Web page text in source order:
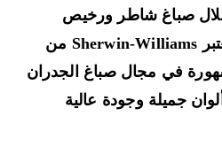
صباغ شاطر ورخيص
Sherwin-Williams: تعتبر Sherwin-Williams من
في مجال صباغ الجدران
جميلة وجودة عالية